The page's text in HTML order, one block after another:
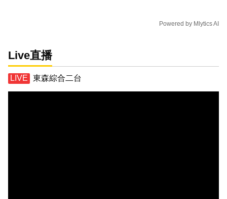
Powered by Mlytics AI
Live直播
東森綜合二台